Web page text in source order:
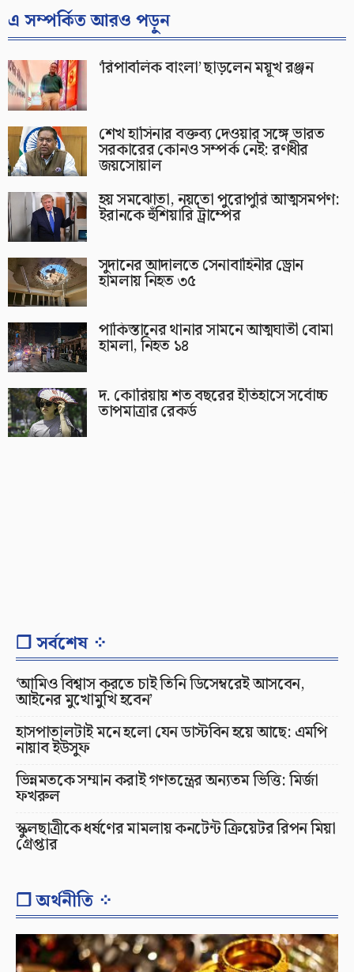
এ সম্পর্কিত আরও পড়ুন
‘রিপাবলিক বাংলা’ ছাড়লেন ময়ূখ রঞ্জন
শেখ হাসিনার বক্তব্য দেওয়ার সঙ্গে ভারত
সরকারের কোনও সম্পর্ক নেই: রণধীর
জয়সোয়াল
হয় সমঝোতা, নয়তো পুরোপুরি আত্মসমর্পণ:
ইরানকে হুঁশিয়ারি ট্রাম্পের
সুদানের আদালতে সেনাবাহিনীর ড্রোন
হামলায় নিহত ৩৫
পাকিস্তানের থানার সামনে আত্মঘাতী বোমা
হামলা, নিহত ১৪
দ. কোরিয়ায় শত বছরের ইতিহাসে সর্বোচ্চ
তাপমাত্রার রেকর্ড
❐ সর্বশেষ ⁘
‘আমিও বিশ্বাস করতে চাই তিনি ডিসেম্বরেই আসবেন,
আইনের মুখোমুখি হবেন’
হাসপাতালটাই মনে হলো যেন ডাস্টবিন হয়ে আছে: এমপি
নায়াব ইউসুফ
ভিন্নমতকে সম্মান করাই গণতন্ত্রের অন্যতম ভিত্তি: মির্জা
ফখরুল
স্কুলছাত্রীকে ধর্ষণের মামলায় কনটেন্ট ক্রিয়েটর রিপন মিয়া
গ্রেপ্তার
❐ অর্থনীতি ⁘